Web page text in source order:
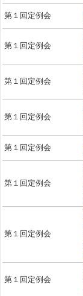
第１回定例会
第１回定例会
第１回定例会
第１回定例会
第１回定例会
第１回定例会
第１回定例会
第１回定例会